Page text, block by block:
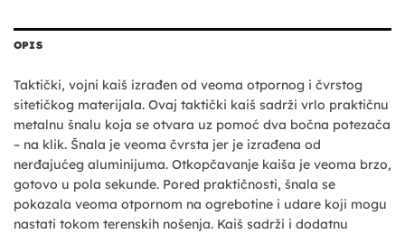
OPIS
Taktički, vojni kaiš izrađen od veoma otpornog i čvrstog
sitetičkog materijala. Ovaj taktički kaiš sadrži vrlo praktičnu
metalnu šnalu koja se otvara uz pomoć dva bočna potezača
– na klik. Šnala je veoma čvrsta jer je izrađena od
nerđajućeg aluminijuma. Otkopčavanje kaiša je veoma brzo,
gotovo u pola sekunde. Pored praktičnosti, šnala se
pokazala veoma otpornom na ogrebotine i udare koji mogu
nastati tokom terenskih nošenja. Kaiš sadrži i dodatnu